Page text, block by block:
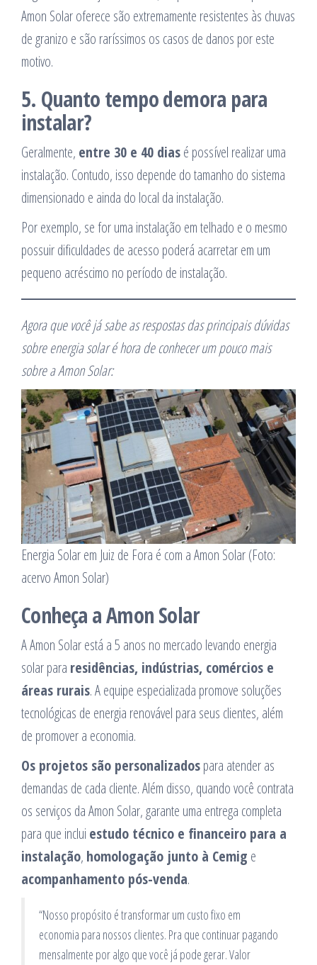
Amon Solar oferece são extremamente resistentes às chuvas
de granizo e são raríssimos os casos de danos por este
motivo.
5. Quanto tempo demora para
instalar?
Geralmente, entre 30 e 40 diasé possível realizar uma
instalação. Contudo, isso depende do tamanho do sistema
dimensionado e ainda do local da instalação.
Por exemplo, se for uma instalação em telhado e o mesmo
possuir dificuldades de acesso poderá acarretar em um
pequeno acréscimo no período de instalação.
Agora que você já sabe as respostas das principais dúvidas
sobre energia solar é hora de conhecer um pouco mais
sobre a Amon Solar:
Energia Solar em Juiz de Fora é com a Amon Solar (Foto:
acervo Amon Solar)
Conheça a Amon Solar
A Amon Solar está a 5 anos no mercado levando energia
solar para residências, indústrias, comércios e
áreas rurais. A equipe especializada promove soluções
tecnológicas de energia renovável para seus clientes, além
de promover a economia.
Os projetos são personalizadospara atender as
demandas de cada cliente. Além disso, quando você contrata
os serviços da Amon Solar, garante uma entrega completa
para que inclui estudo técnico e financeiro para a
instalação, homologação junto à Cemig e
acompanhamento pós-venda.
“Nosso propósito é transformar um custo fixo em
economia para nossos clientes. Pra que continuar pagando
mensalmente por algo que você já pode gerar. Valor